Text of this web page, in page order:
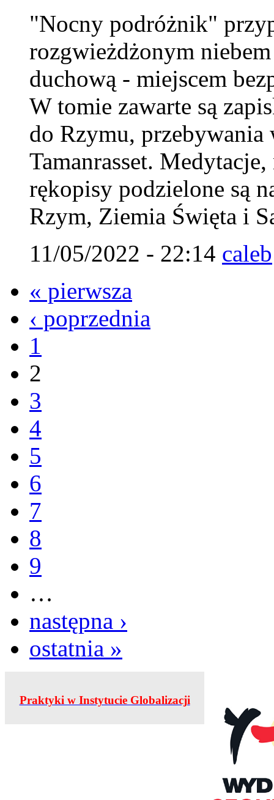
"Nocny podróżnik"
rozgwieżdżonym
duchową - miejscem
W tomie zawarte są
do Rzymu,
Tamanrasset.
rękopisy podzielone są
Rzym, Ziemia Święta i
11/05/2022 - 22:14 caleb
« pierwsza
‹ poprzednia
1
2
3
4
5
6
7
8
9
…
następna ›
ostatnia »
Praktyki w Instytucie Globalizacji